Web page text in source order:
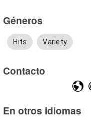
Géneros
Hits Variety
Contacto
En otros idiomas